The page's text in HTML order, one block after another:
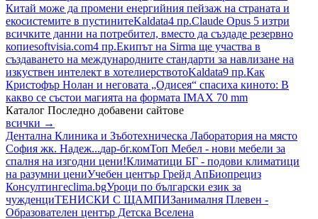
Китай може да промени енергийния пейзаж на страната и
екосистемите в пустинитеKaldata4 пр.Claude Opus 5 изтри
всичките данни на потребител, вместо да създаде резервно
копиеsoftvisia.com4 пр.Екипът на Sirma ще участва в
създаването на международните стандарти за навлизане на
изкуствен интелект в хотелиерствотоKaldata9 пр.Как
Кристофър Нолан и неговата „Одисея“ спасиха киното: В
какво се състои магията на формата IMAX 70 mm
Каталог Последно добавени сайтове
всички →
Дентална Клиника и Зъботехническа Лаборатория на място
София жк. Надеж...дар-бг.комТоп Мебел - нови мебели за
спалня на изгодни цени!Климатици БГ - подови климатици
на разумни цениУчебен център Грейд АпБиопрециз
Консултингeclima.bgУроци по български език за
чужденциТЕНИСКИ С ЩАМПИЗанималня Плевен -
Образователен център Детска Вселена